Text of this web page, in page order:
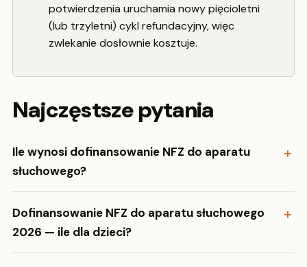
potwierdzenia uruchamia nowy pięcioletni
(lub trzyletni) cykl refundacyjny, więc
zwlekanie dosłownie kosztuje.
Najczęstsze pytania
Ile wynosi dofinansowanie NFZ do aparatu
słuchowego?
Dofinansowanie NFZ do aparatu słuchowego
2026 — ile dla dzieci?